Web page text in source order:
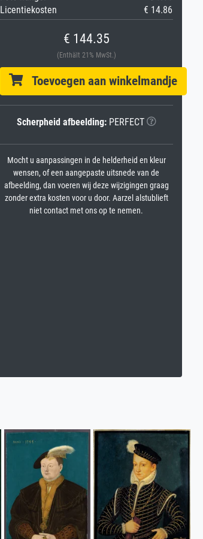
Licentiekosten
€ 14.86
€ 144.35
(Enthält 21% MwSt.)
Toevoegen aan winkelmandje
Scherpheid afbeelding:PERFECT
Mocht u aanpassingen in de helderheid en kleur
wensen, of een aangepaste uitsnede van de
afbeelding, dan voeren wij deze wijzigingen graag
zonder extra kosten voor u door. Aarzel alstublieft
niet contact met ons op te nemen.